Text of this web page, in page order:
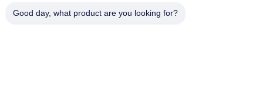
0086-18148506772
Good day, what product are you looking for?